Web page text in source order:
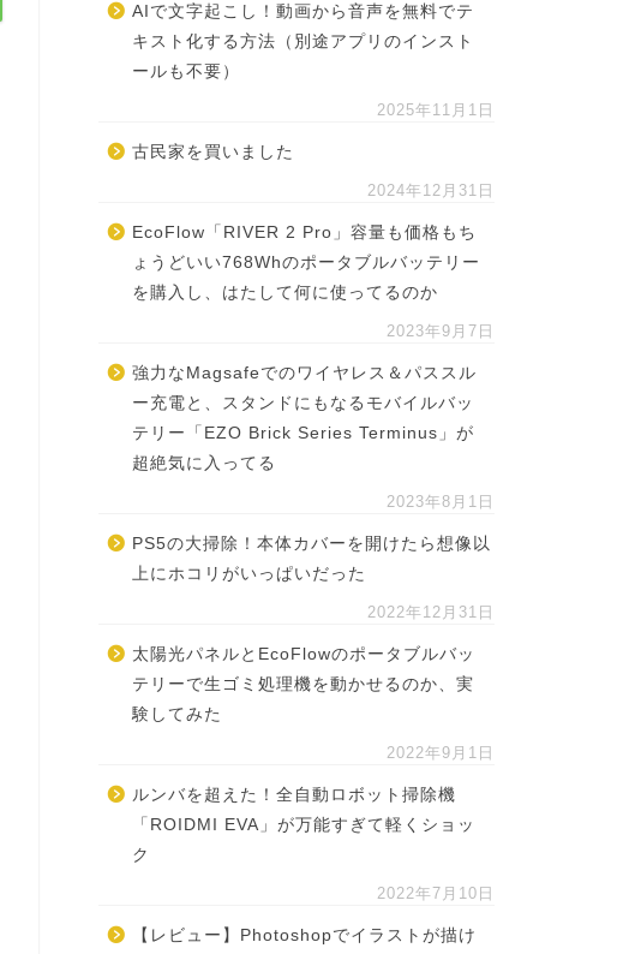
AIで文字起こし！動画から音声を無料でテ
キスト化する方法（別途アプリのインスト
ールも不要）
2025年11月1日
古民家を買いました
2024年12月31日
EcoFlow「RIVER 2 Pro」容量も価格もち
ょうどいい768Whのポータブルバッテリー
を購入し、はたして何に使ってるのか
2023年9月7日
強力なMagsafeでのワイヤレス＆パススル
ー充電と、スタンドにもなるモバイルバッ
テリー「EZO Brick Series Terminus」が
超絶気に入ってる
2023年8月1日
PS5の大掃除！本体カバーを開けたら想像以
上にホコリがいっぱいだった
2022年12月31日
太陽光パネルとEcoFlowのポータブルバッ
テリーで生ゴミ処理機を動かせるのか、実
験してみた
2022年9月1日
ルンバを超えた！全自動ロボット掃除機
「ROIDMI EVA」が万能すぎて軽くショッ
ク
2022年7月10日
【レビュー】Photoshopでイラストが描け